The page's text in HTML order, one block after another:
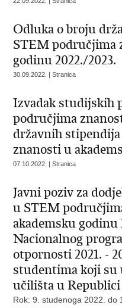
Odluka o broju
STEM područjima
godinu 2022./2023.
30.09.2022. | Stranica
Izvadak studijskih
područjima
državnih
znanosti u
07.10.2022. | Stranica
Javni poziv za
u STEM
akademsku godinu
Nacionalnog
otpornosti 2021. -
studentima koji su
učilišta u
Rok: 9. studenoga 2022. do